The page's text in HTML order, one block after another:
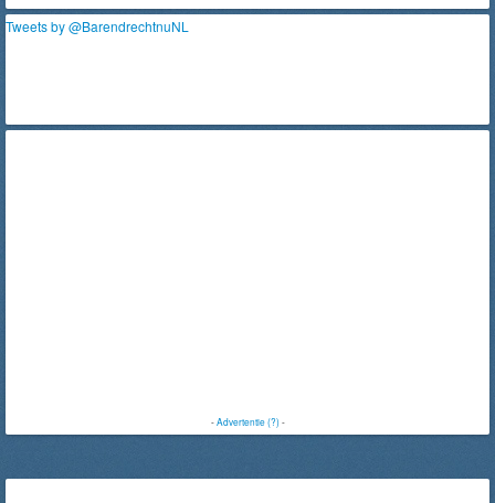
Tweets by @BarendrechtnuNL
-Advertentie (?)-